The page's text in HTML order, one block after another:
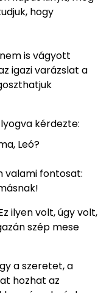
hogy
is vágyott
igazi varázslat a
kérdezte:
Leó?
valami fontosat:
ilyen volt, úgy volt,
szép mese
a szeretet, a
hozhat az